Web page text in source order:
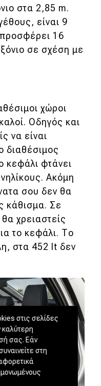
στα 2,85 m.
είναι 9
16
σε σχέση με
χώροι
Οδηγός και
να είναι
διαθέσιμος
κεφάλι φτάνει
Ακόμη
σου δεν θα
κάθισμα. Σε
χρειαστείς
το κεφάλι. Το
στα 452 lt δεν
στις σελίδες
καλύτερη
σας. Εάν
στη